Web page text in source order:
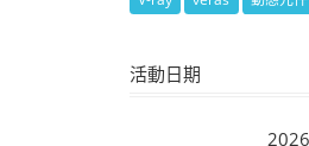
活動日期